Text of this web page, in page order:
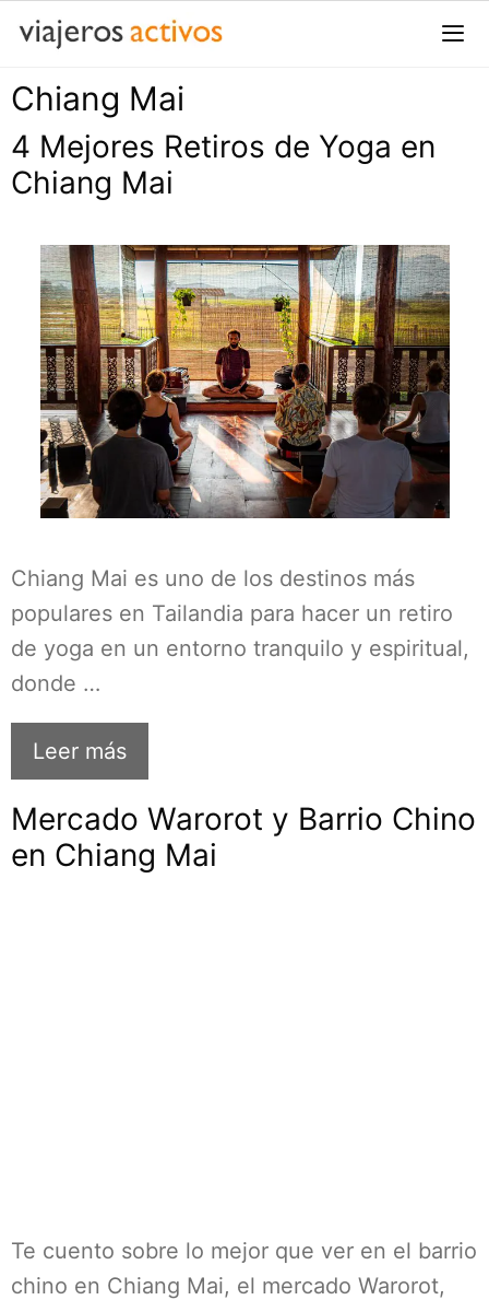
Saltar
contenido
Chiang Mai
4 Mejores Retiros de Yoga en
Chiang Mai
Chiang Mai es uno de los destinos más
populares en Tailandia para hacer un retiro
de yoga en un entorno tranquilo y espiritual,
donde …
Leer más
Mercado Warorot y Barrio Chino
en Chiang Mai
Te cuento sobre lo mejor que ver en el barrio
chino en Chiang Mai, el mercado Warorot,